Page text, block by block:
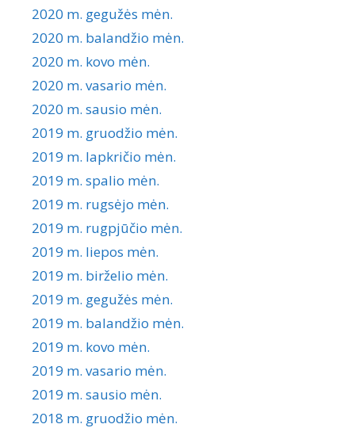
2020 m. gegužės mėn.
2020 m. balandžio mėn.
2020 m. kovo mėn.
2020 m. vasario mėn.
2020 m. sausio mėn.
2019 m. gruodžio mėn.
2019 m. lapkričio mėn.
2019 m. spalio mėn.
2019 m. rugsėjo mėn.
2019 m. rugpjūčio mėn.
2019 m. liepos mėn.
2019 m. birželio mėn.
2019 m. gegužės mėn.
2019 m. balandžio mėn.
2019 m. kovo mėn.
2019 m. vasario mėn.
2019 m. sausio mėn.
2018 m. gruodžio mėn.